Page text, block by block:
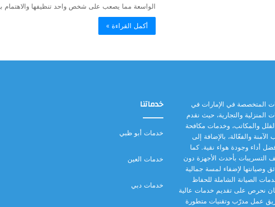
الواسعة مما يصعب على شخص واحد تنظيفها والاهتمام
أكمل القراءة »
المتخصصة في الإمارات في
والتجارية، حيث نقدم
والمكاتب، وخدمات مكافحة
والفعّالة، بالإضافة إلى
أداء وجودة هواء نقية. كما
بأحدث الأجهزة دون
وصيانتها لإضفاء لمسة جمالية
الصيانة الشاملة للحفاظ
نحرص على تقديم خدمات عالية
عمل مدرّب وتقنيات متطورة
خدماتنا
خدمات أبو ظبي
خدمات العين
خدمات دبي